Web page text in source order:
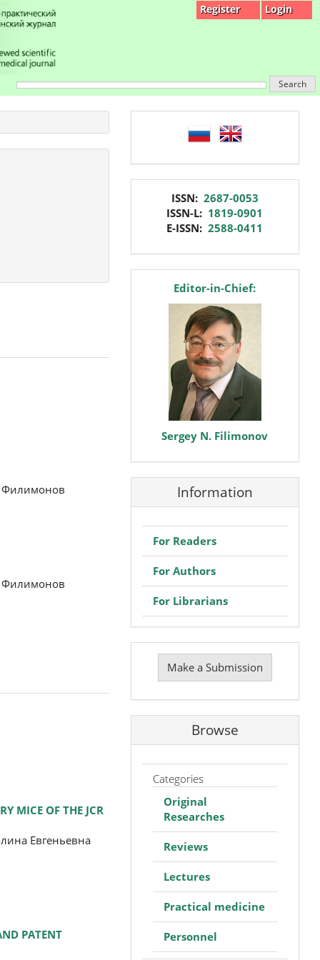
Register Login
Search
Филимонов
Филимонов
MICE OF THE JCR
Евгеньевна
PATENT
language
ISSN: 2687-0053
ISSN-L: 1819-0901
E-ISSN:2588-0411
editorEditor-in-Chief:
Sergey N. Filimonov
Information
For Readers
For Authors
For Librarians
Make
Submission
Make a Submission
Browse
Categories
Original
Researches
Reviews
Lectures
Practical medicine
Personnel